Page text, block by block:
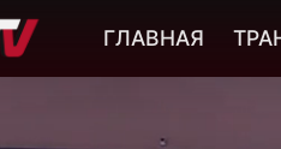
ГЛАВНАЯ